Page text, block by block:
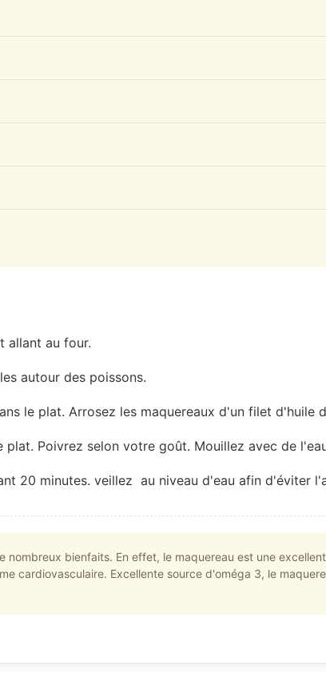
allant au four.
autour des poissons.
le plat. Arrosez les maquereaux d'un filet d'huile
Poivrez selon votre goût. Mouillez avec de
20 minutes. veillez au niveau d'eau afin d'éviter
nombreux bienfaits. En effet, le maquereau est une
cardiovasculaire. Excellente source d'oméga 3, le